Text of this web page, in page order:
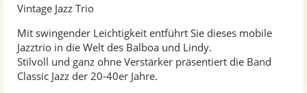
Vintage Jazz Trio
Mit swingender Leichtigkeit entführt Sie dieses mobile
Jazztrio in die Welt des Balboa und Lindy.
Stilvoll und ganz ohne Verstärker präsentiert die Band
Classic Jazz der 20-40er Jahre.